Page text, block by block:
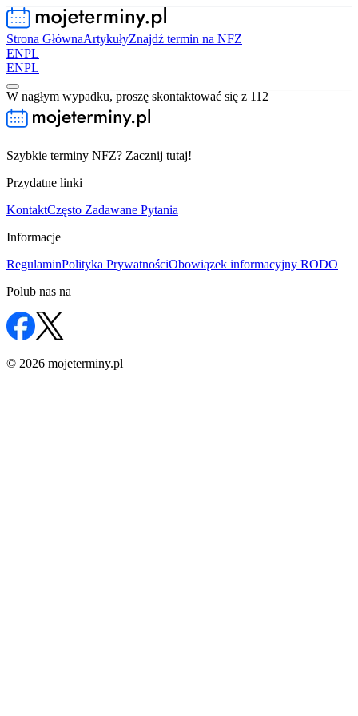
Strona GłównaArtykułyZnajdź termin na NFZ
ENPL
ENPL
W nagłym wypadku, proszę skontaktować się z 112
Szybkie terminy NFZ? Zacznij tutaj!
Przydatne linki
KontaktCzęsto Zadawane Pytania
Informacje
RegulaminPolityka PrywatnościObowiązek informacyjny RODO
Polub nas na
© 2026 mojeterminy.pl